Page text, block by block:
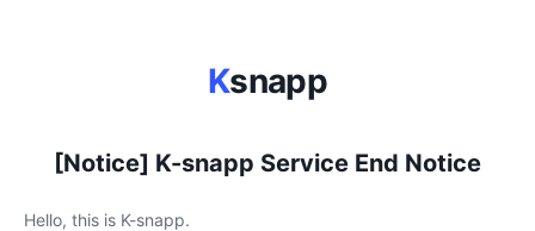
Ksnapp
[Notice] K-snapp Service End Notice
Hello, this is K-snapp.